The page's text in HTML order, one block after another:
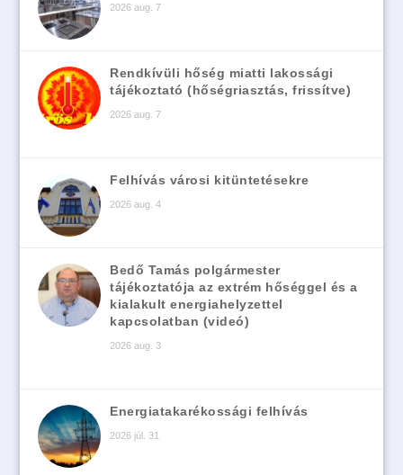
2026 aug. 7
Rendkívüli hőség miatti lakossági
tájékoztató (hőségriasztás, frissítve)
2026 aug. 7
Felhívás városi kitüntetésekre
2026 aug. 4
Bedő Tamás polgármester
tájékoztatója az extrém hőséggel és a
kialakult energiahelyzettel
kapcsolatban (videó)
2026 aug. 3
Energiatakarékossági felhívás
2026 júl. 31